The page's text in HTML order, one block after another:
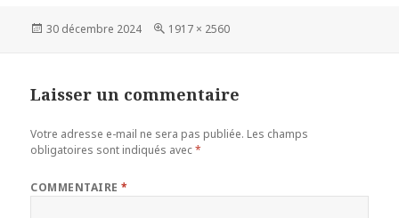
Publié
30 décembre 2024
Taille
1917 × 2560
Laisser un commentaire
Votre adresse e-mail ne sera pas publiée. Les champs
obligatoires sont indiqués avec*
COMMENTAIRE*